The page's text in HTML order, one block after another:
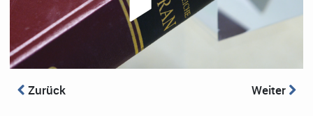
Zurück Weiter